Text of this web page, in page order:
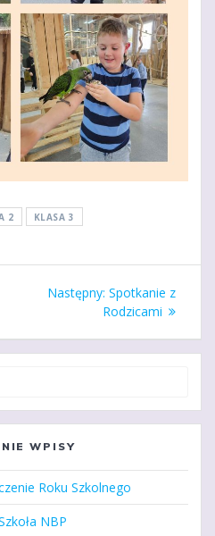
2 KLASA 3
Następny: Następny
wpis:
Spotkanie z
Rodzicami
WPISY
Roku Szkolnego
NBP